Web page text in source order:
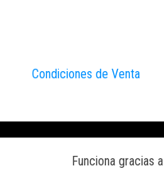
Condiciones de Venta
Funciona gracias a